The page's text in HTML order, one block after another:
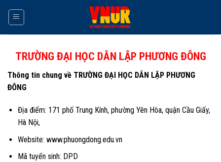
TRƯỜNG ĐẠI HỌC DÂN LẬP PHƯƠNG ĐÔNG
Thông tin chung về TRƯỜNG ĐẠI HỌC DÂN LẬP PHƯƠNG
ĐÔNG
Địa điểm: 171 phố Trung Kính, phường Yên Hòa, quận Cầu Giấy,
Hà Nội,
Website: www.phuongdong.edu.vn
Mã tuyển sinh: DPD